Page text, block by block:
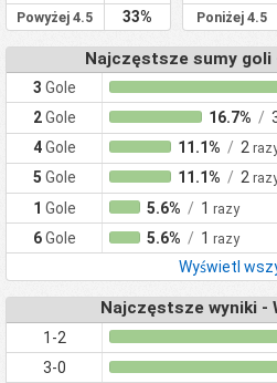
Powyżej 4.5 33% Poniżej 4.5
Najczęstsze sumy goli
3 Gole
2Gole 16.7% /
4Gole 11.1% / 2
5 Gole 11.1% / 2
1 Gole 5.6% / 1 razy
6Gole 5.6% / 1 razy
Wyświetl
Najczęstsze wyniki -
1-2
3-0